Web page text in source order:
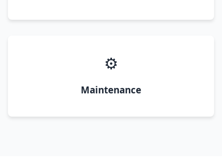
⚙️
Maintenance